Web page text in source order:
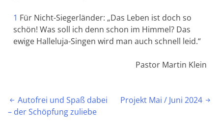
1 Für Nicht-Siegerländer: „Das Leben ist doch so
schön! Was soll ich denn schon im Himmel? Das
ewige Halleluja-Singen wird man auch schnell leid.“
Pastor Martin Klein
Beitragsnavigation
 Autofrei und Spaß dabei
– der Schöpfung zuliebe
Projekt Mai / Juni 2024 